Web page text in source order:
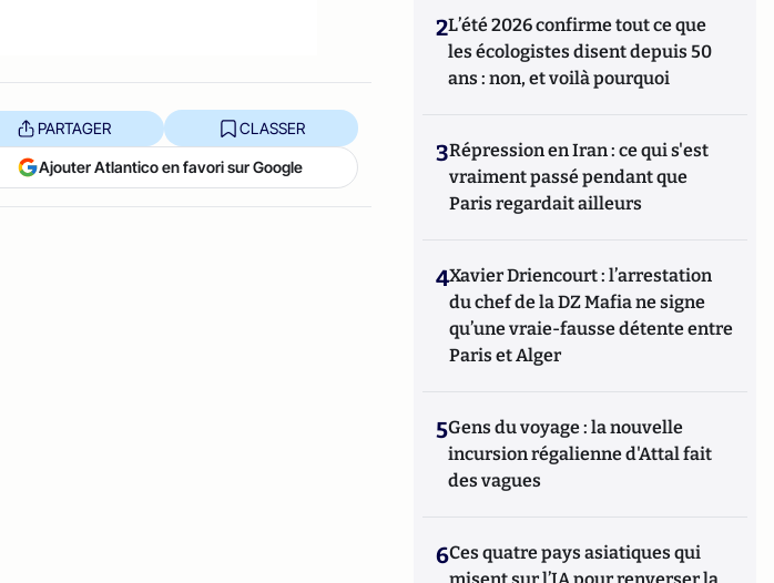
PARTAGER CLASSER
Ajouter Atlantico en favori sur Google
2L’été 2026 confirme tout ce que
les écologistes disent depuis 50
ans : non, et voilà pourquoi
3Répression en Iran : ce qui s'est
vraiment passé pendant que
Paris regardait ailleurs
4Xavier Driencourt : l’arrestation
du chef de la DZ Mafia ne signe
qu’une vraie-fausse détente entre
Paris et Alger
5Gens du voyage : la nouvelle
incursion régalienne d'Attal fait
des vagues
6Ces quatre pays asiatiques qui